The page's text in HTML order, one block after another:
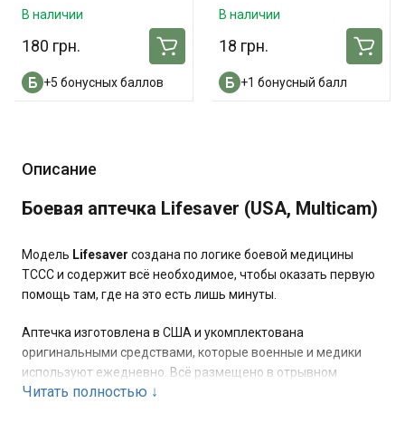
(30х20 см)
В наличии
180 грн.
+5 бонусных баллов
В наличии
18 грн.
+1 бонусный балл
Описание
Боевая аптечка Lifesaver (USA, Multicam)
Модель Lifesaver создана по логике боевой медицины
TCCC и содержит всё необходимое, чтобы оказать первую
помощь там, где на это есть лишь минуты.
Аптечка изготовлена в США и укомплектована
оригинальными средствами, которые военные и медики
используют ежедневно. Всё размещено в отрывном
подсумке формата MOLLE — он быстро снимается и
Читать полностью ↓